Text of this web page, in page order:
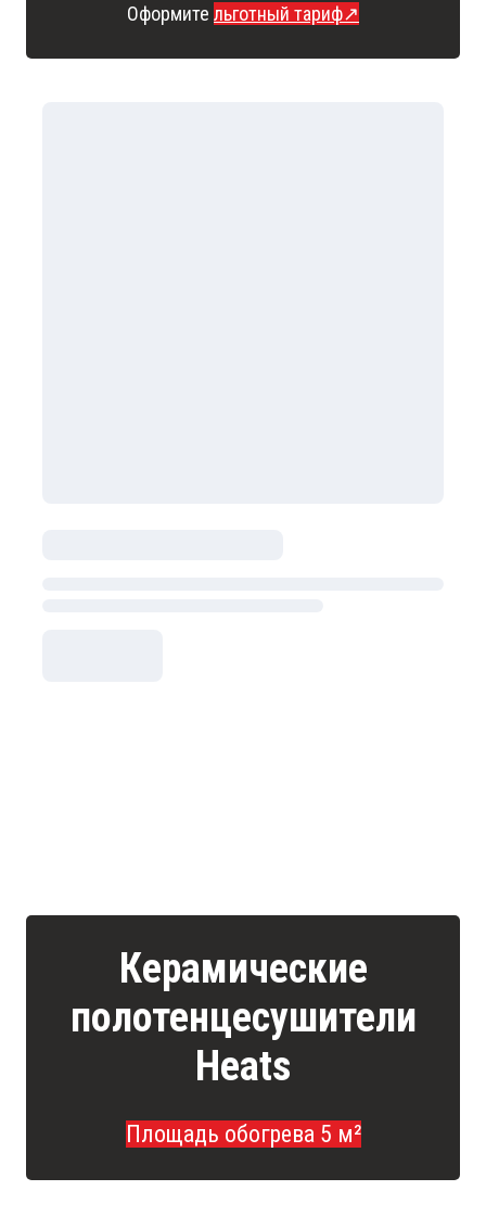
Оформите льготный тариф↗
Керамические
полотенцесушители
Heats
Площадь обогрева 5 м²